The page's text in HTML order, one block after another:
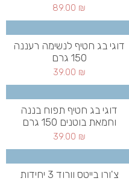
89.00 ₪
דוגי בג חטיף לנשימה רעננה
150 גרם
39.00 ₪
דוגי בג חטיף תפוח בננה
וחמאת בוטנים 150 גרם
39.00 ₪
צ'ורו בייטס וורוד 3 יחידות